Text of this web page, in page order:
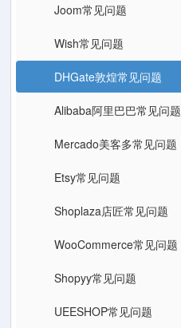
Joom常见问题
Wish常见问题
DHGate敦煌常见问题
Alibaba阿里巴巴常见问题
Mercado美客多常见问题
Etsy常见问题
Shoplaza店匠常见问题
WooCommerce常见问题
Shopyy常见问题
UEESHOP常见问题